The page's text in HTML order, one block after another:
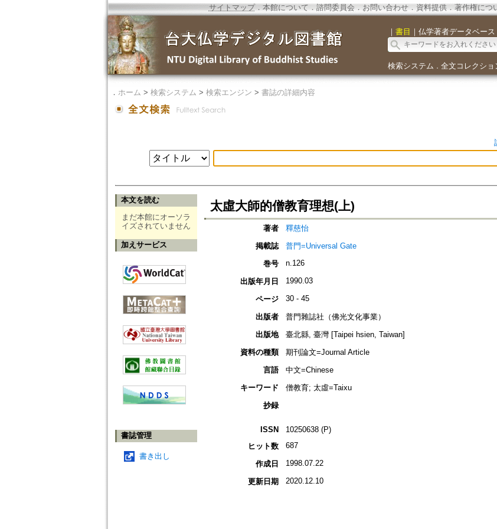
サイトマップ．本館について ． 諮問委員会． お問い合わせ． 資料提供． 著作権につ
｜ 書目 ｜ 仏学著者データベース
検索システム ． 全文コレクショ
． ホーム > 検索システム > 検索エンジン > 書誌の詳細内容
本文を読む
まだ本館にオーソラ
イズされていません
加えサービス
書誌管理
書き出し
太虛大師的僧教育理想(上)
著者
釋慈怡
掲載誌
普門=Universal Gate
巻号
n.126
出版年月日 1990.03
ページ 30 - 45
出版者
普門雜誌社（佛光文化事業）
出版地
臺北縣, 臺灣 [Taipei hsien, Taiwan]
資料の種類
期刊論文=Journal Article
言語
中文=Chinese
キーワード
僧教育; 太虛=Taixu
抄録
ISSN
10250638 (P)
ヒット数
687
作成日 1998.07.22
更新日期 2020.12.10